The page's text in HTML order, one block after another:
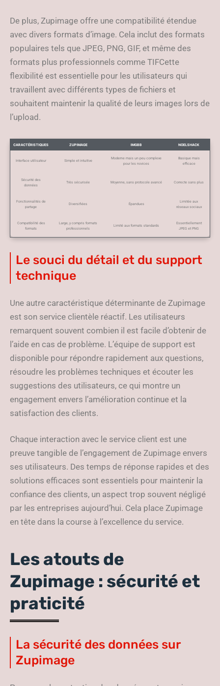
De plus, Zupimage offre une compatibilité étendue
avec divers formats d’image. Cela inclut des formats
populaires tels que JPEG, PNG, GIF, et même des
formats plus professionnels comme TIFCette
flexibilité est essentielle pour les utilisateurs qui
travaillent avec différents types de fichiers et
souhaitent maintenir la qualité de leurs images lors de
l’upload.
CARACTÉRISTIQUES ZUPIMAGE IMGBB NOELSHACK
Interface utilisateur Simple et intuitive
Moderne mais un peu complexe
pour les novices
Basique mais
efficace
Sécurité des
données
Très sécurisée Moyenne, sans protocole avancé Correcte sans plus
Fonctionnalités de
partage
Diversifiées Épandues
Limitée aux
réseaux sociaux
Compatibilité des
formats
Large, y compris formats
professionnels
Limité aux formats standards
Essentiellement
JPEG et PNG
Le souci du détail et du support
technique
Une autre caractéristique déterminante de Zupimage
est son service clientèle réactif. Les utilisateurs
remarquent souvent combien il est facile d’obtenir de
l’aide en cas de problème. L’équipe de support est
disponible pour répondre rapidement aux questions,
résoudre les problèmes techniques et écouter les
suggestions des utilisateurs, ce qui montre un
engagement envers l’amélioration continue et la
satisfaction des clients.
Chaque interaction avec le service client est une
preuve tangible de l’engagement de Zupimage envers
ses utilisateurs. Des temps de réponse rapides et des
solutions efficaces sont essentiels pour maintenir la
confiance des clients, un aspect trop souvent négligé
par les entreprises aujourd’hui. Cela place Zupimage
en tête dans la course à l’excellence du service.
Les atouts de
Zupimage : sécurité et
praticité
La sécurité des données sur
Zupimage